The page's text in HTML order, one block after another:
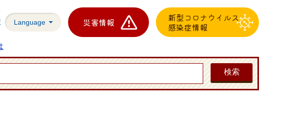
Language 災害情報
新型コロナウイルス
感染症情報